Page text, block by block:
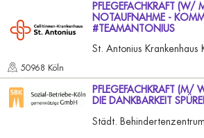
PFLEGEFACHKRAFT (W/
NOTAUFNAHME -
#TEAMANTONIUS
St. Antonius Krankenhaus
50968 Köln
PFLEGEFACHKRAFT
DIE DANKBARKEIT